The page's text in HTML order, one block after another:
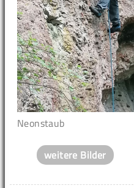
Neonstaub
weitere Bilder